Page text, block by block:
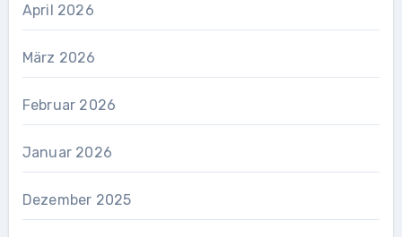
April 2026
März 2026
Februar 2026
Januar 2026
Dezember 2025